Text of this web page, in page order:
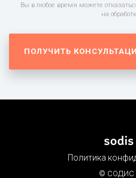
Вы в любое время можете
на
Политика
© СОДИС